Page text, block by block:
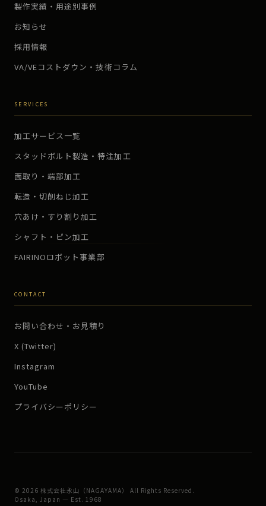
製作実績・用途別事例
お知らせ
採用情報
VA/VEコストダウン・技術コラム
SERVICES
加工サービス一覧
スタッドボルト製造・特注加工
面取り・端部加工
転造・切削ねじ加工
穴あけ・すり割り加工
シャフト・ピン加工
FAIRINOロボット事業部
CONTACT
お問い合わせ・お見積り
X (Twitter)
Instagram
YouTube
プライバシーポリシー
© 2026 株式会社永山（NAGAYAMA） All Rights Reserved.
Osaka, Japan — Est. 1968